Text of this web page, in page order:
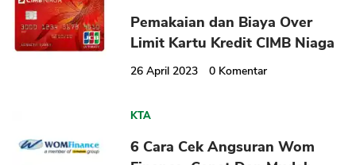
Pemakaian dan Biaya Over
Limit Kartu Kredit CIMB Niaga
26 April 2023 0 Komentar
KTA
6 Cara Cek Angsuran Wom